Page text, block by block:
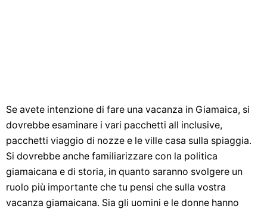
Se avete intenzione di fare una vacanza in Giamaica, si
dovrebbe esaminare i vari pacchetti all inclusive,
pacchetti viaggio di nozze e le ville casa sulla spiaggia.
Si dovrebbe anche familiarizzare con la politica
giamaicana e di storia, in quanto saranno svolgere un
ruolo più importante che tu pensi che sulla vostra
vacanza giamaicana. Sia gli uomini e le donne hanno